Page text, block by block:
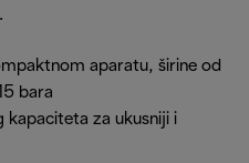
aparatu, širine od
bara
za ukusniji i